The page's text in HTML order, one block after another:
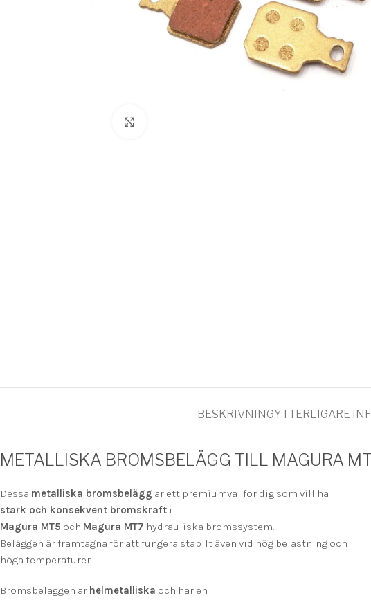
BESKRIVNINGYTTERLIGARE
METALLISKA BROMSBELÄGG TILL MAGURA
Dessa metalliska bromsbelägg är ett premiumval för dig som vill ha
stark och konsekvent bromskraft i
Magura MT5 och Magura MT7 hydrauliska bromssystem.
Beläggen är framtagna för att fungera stabilt även vid hög belastning och
höga temperaturer.
Bromsbeläggen är helmetalliska och har en